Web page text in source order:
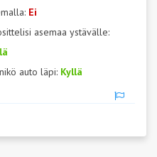
Ei
asemaa ystävälle:
auto läpi: Kyllä